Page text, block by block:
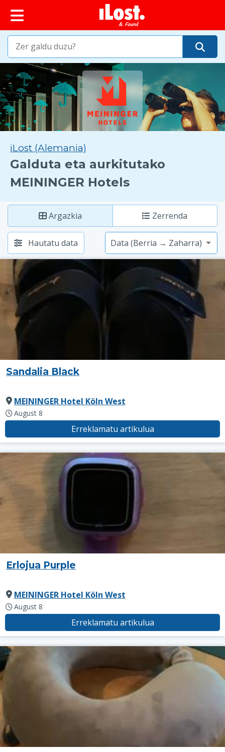
iLost (Alemania)
Galduta eta aurkitutako
MEININGER Hotels
Argazkia Zerrenda
Hautatu data
Sandalia Black
MEININGER Hotel Köln West
August 8
Erreklamatu artikulua
Erlojua Purple
MEININGER Hotel Köln West
August 8
Erreklamatu artikulua